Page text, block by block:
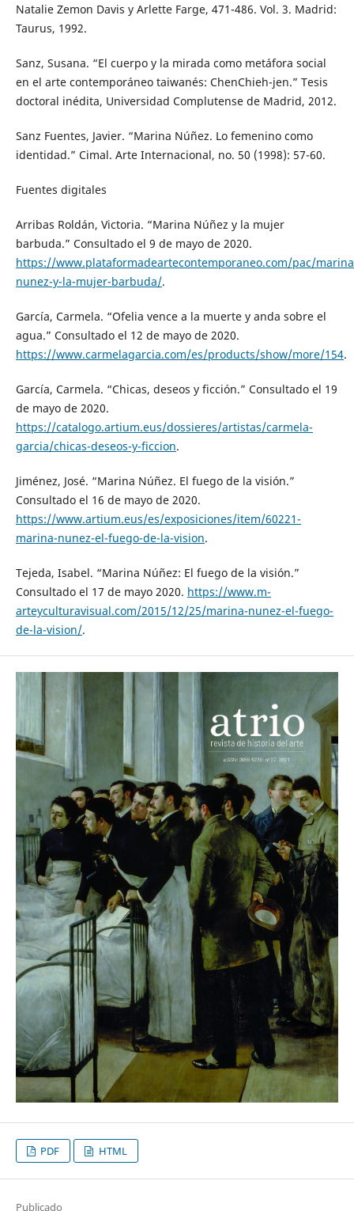
Natalie Zemon Davis y Arlette Farge, 471-486. Vol. 3. Madrid:
Taurus, 1992.
Sanz, Susana. “El cuerpo y la mirada como metáfora social
en el arte contemporáneo taiwanés: ChenChieh-jen.” Tesis
doctoral inédita, Universidad Complutense de Madrid, 2012.
Sanz Fuentes, Javier. “Marina Núñez. Lo femenino como
identidad.” Cimal. Arte Internacional, no. 50 (1998): 57-60.
Fuentes digitales
Arribas Roldán, Victoria. “Marina Núñez y la mujer
barbuda.” Consultado el 9 de mayo de 2020.
https://www.plataformadeartecontemporaneo.com/pac/
nunez-y-la-mujer-barbuda/.
García, Carmela. “Ofelia vence a la muerte y anda sobre el
agua.” Consultado el 12 de mayo de 2020.
https://www.carmelagarcia.com/es/products/show/more/154.
García, Carmela. “Chicas, deseos y ficción.” Consultado el 19
de mayo de 2020.
https://catalogo.artium.eus/dossieres/artistas/carmela-
garcia/chicas-deseos-y-ficcion.
Jiménez, José. “Marina Núñez. El fuego de la visión.”
Consultado el 16 de mayo de 2020.
https://www.artium.eus/es/exposiciones/item/60221-
marina-nunez-el-fuego-de-la-vision.
Tejeda, Isabel. “Marina Núñez: El fuego de la visión.”
Consultado el 17 de mayo 2020. https://www.m-
arteyculturavisual.com/2015/12/25/marina-nunez-el-fuego-
de-la-vision/.
PDF HTML
Publicado